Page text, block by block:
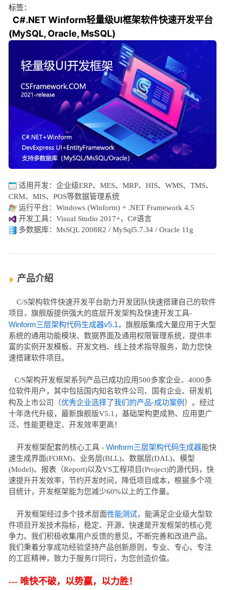
标签：
C#.NET Winform轻量级UI框架软件快速开发平台
(MySQL, Oracle, MsSQL)
适用开发： 企业级ERP、MES、MRP、HIS、WMS、TMS、
CRM、MIS、POS等数据管理系统
运行平台：Windows (Winform) + .NET Framework 4.5
开发工具：Visual Studio 2017+，C#语言
多数据库：MsSQL 2008R2 / MySql5.7.34 / Oracle 11g
产品介绍
C/S架构软件快速开发平台助力开发团队快速搭建自己的软件
项目，旗舰版提供强大的底层开发架构及快速开发工具-
Winform三层架构代码生成器v5.1，旗舰版集成大量应用于大型
系统的通用功能模块、数据界面及通用权限管理系统，提供丰
富的实例开发模板、开发文档、线上技术指导服务，助力您快
速搭建软件项目。
C/S架构开发框架系列产品已成功应用500多家企业、4000多
位软件用户，其中包括国内知名软件公司、国有企业、研发机
构及上市公司（优秀企业选择了我们的产品-成功案例 ）。经过
十年迭代升级，最新旗舰版V5.1，基础架构更成熟、应用更广
泛、性能更稳定、开发效率更高！
开发框架配套的核心工具 - Winform三层架构代码生成器能快
速生成界面(FORM)、业务层(BLL)、数据层(DAL)、模型
(Model)、报表（Report)以及VS工程项目(Project)的源代码，快
速提升开发效率，节约开发时间，降低项目成本，根据多个项
目统计，开发框架能为您减少60%以上的工作量。
开发框架经过多个技术层面性能测试，能满足企业级大型软
件项目开发技术指标，稳定、开源、快速是开发框架的核心竞
争力。我们积极收集用户反馈的意见，不断完善和改进产品。
我们秉着分享成功经验坚持产品创新原则，专业、专心、专注
的工匠精神，致力于服务IT同行，为您创造价值。
--- 唯快不破，以势赢，以力胜！